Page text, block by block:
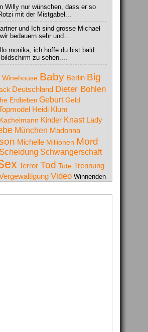
Willy nur wünschen, dass er so
mit der Mistgabel...
und Ich sind grosse Michael
bedauern sehr und...
monika, ich hoffe du bist bald
zu sehen....
Winehouse Baby Berlin Big
Deutschland Dieter Bohlen
Erdbeben Geburt Geld
Heidi Klum
Kinder Knast Lady
München Madonna
Michelle Millionen Mord
Scheidung Schwangerschaft
Terror Tod Tote Trennung
Video Winnenden